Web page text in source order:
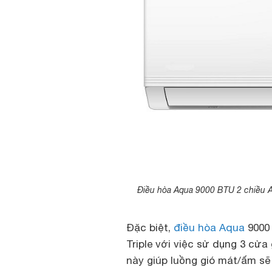
Điều hòa Aqua 9000 BTU 2 chiều
Đặc biệt, điều hòa Aqua
Triple với việc sử dụng 3 cửa
này giúp luồng gió mát/ấm